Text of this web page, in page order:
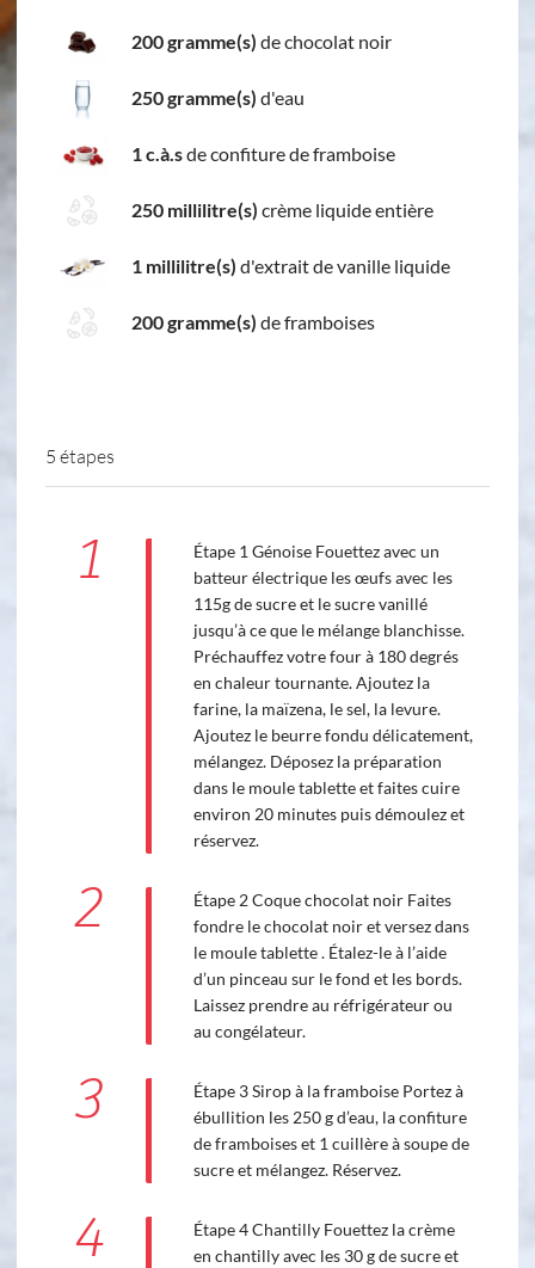
200 gramme(s) de chocolat noir
250 gramme(s) d'eau
1 c.à.sde confiture de framboise
250 millilitre(s) crème liquide entière
1 millilitre(s) d'extrait de vanille liquide
200 gramme(s) de framboises
5 étapes
1
Étape 1 Génoise Fouettez avec un
batteur électrique les œufs avec les
115g de sucre et le sucre vanillé
jusqu’à ce que le mélange blanchisse.
Préchauffez votre four à 180 degrés
en chaleur tournante. Ajoutez la
farine, la maïzena, le sel, la levure.
Ajoutez le beurre fondu délicatement,
mélangez. Déposez la préparation
dans le moule tablette et faites cuire
environ 20 minutes puis démoulez et
réservez.
2
Étape 2 Coque chocolat noir Faites
fondre le chocolat noir et versez dans
le moule tablette . Étalez-le à l’aide
d’un pinceau sur le fond et les bords.
Laissez prendre au réfrigérateur ou
au congélateur.
3
Étape 3 Sirop à la framboise Portez à
ébullition les 250 g d’eau, la confiture
de framboises et 1 cuillère à soupe de
sucre et mélangez. Réservez.
4
Étape 4 Chantilly Fouettez la crème
en chantilly avec les 30 g de sucre et